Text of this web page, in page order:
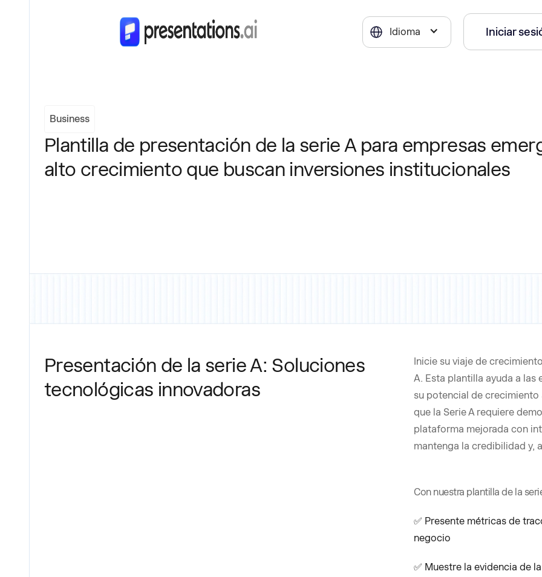
Idioma Iniciar
Business
Plantilla de presentación de la serie A para empresas
alto crecimiento que buscan inversiones institucionales
Presentación de la serie A: Soluciones
tecnológicas innovadoras
Inicie su viaje de
A. Esta plantilla ayuda a las
su potencial de
que la Serie A requiere
plataforma mejorada con
mantenga la credibilidad y,
Con nuestra plantilla de la
✅ Presente métricas de
negocio
✅ Muestre la evidencia de